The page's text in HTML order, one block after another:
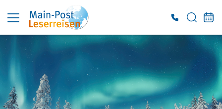
Es konnten keine gültigen Angebote gefunden werden. Bitte wenden Sie sich an
unser Service-Center.